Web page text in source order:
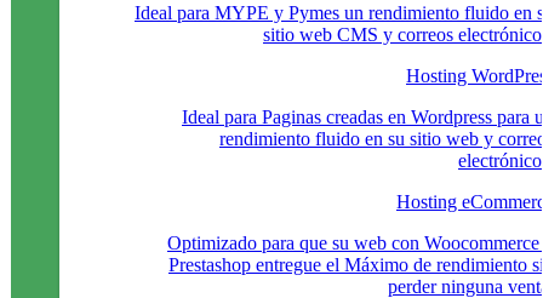
Ideal para MYPE y Pymes un rendimiento fluido en
sitio web CMS y correos
Hosting
Ideal para Paginas creadas en Wordpress para
rendimiento fluido en su sitio web y
Hosting
Optimizado para que su web con Woocommerce
Prestashop entregue el Máximo de rendimiento
perder ninguna